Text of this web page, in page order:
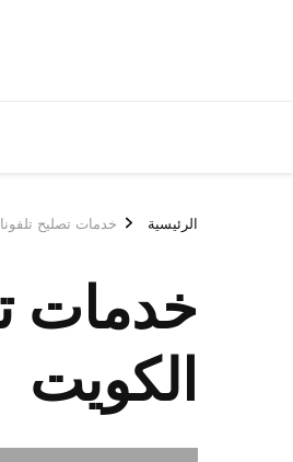
الرئيسية خدمات تصليح
خدمات
الكويت